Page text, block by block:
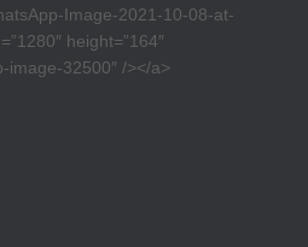
Image-2021-10-08-at-
height=”164″
image-32500″ /></a>